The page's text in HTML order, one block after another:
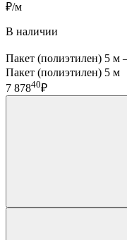
₽/м
В наличии
Пакет (полиэтилен) 5 м
Пакет (полиэтилен) 5 м
7 87840₽